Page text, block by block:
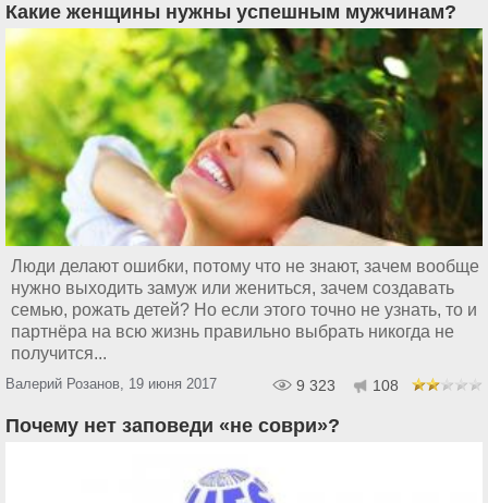
Какие женщины нужны успешным мужчинам?
Люди делают ошибки, потому что не знают, зачем вообще
нужно выходить замуж или жениться, зачем создавать
семью, рожать детей? Но если этого точно не узнать, то и
партнёра на всю жизнь правильно выбрать никогда не
получится...
Валерий Розанов, 19 июня 2017 9 323 108
Почему нет заповеди «не соври»?